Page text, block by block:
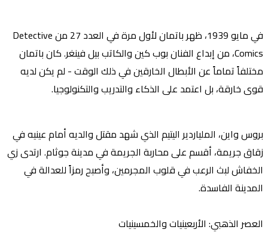
في مايو 1939، ظهر باتمانلأول مرة في العدد 27 من
Detective
Comics، من إبداع الفنان بوب كين والكاتب بيل فينغر. كان باتمان
مختلفاً تماماً عن الأبطال الخارقين في ذلك الوقت - لم يكن لديه
قوى خارقة، بل اعتمد على الذكاء والتدريبوالتكنولوجيا.
بروس واين، الملياردير اليتيم الذي شهد مقتل والديه أمام عينيه في
زقاق جريمة، أقسم على محاربة الجريمة فيمدينة جوثام. ارتدى زي
الخفاش لبث الرعب في قلوب المجرمين، وأصبح رمزاً للعدالة في
المدينة الفاسدة.
العصر الذهبي: الأربعينيات والخمسينيات